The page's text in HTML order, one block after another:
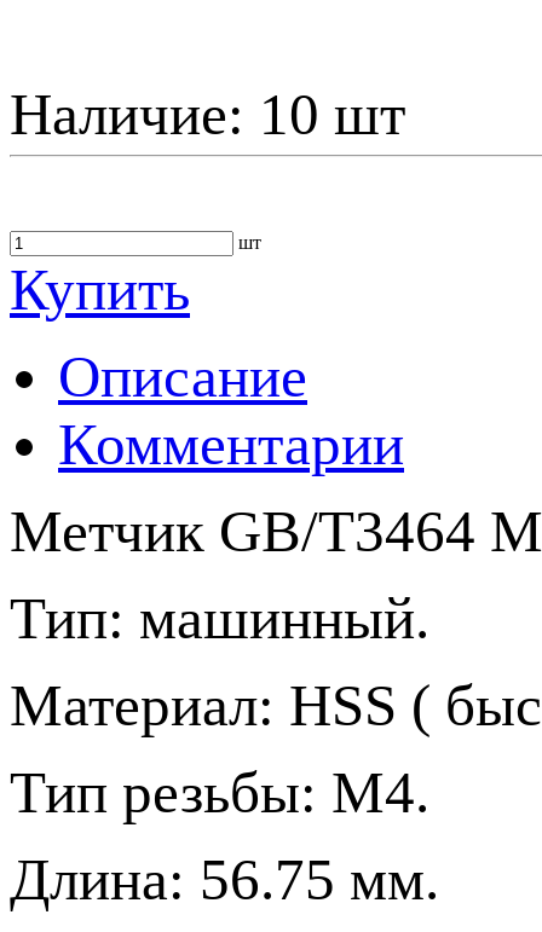
Наличие: 10 шт
шт
Купить
Описание
Комментарии
Метчик GB/T3464
Тип: машинный.
Материал: HSS (
Тип резьбы: М4.
Длина: 56.75 мм.